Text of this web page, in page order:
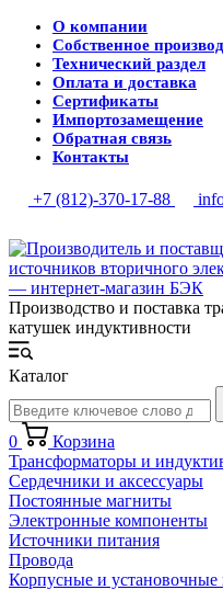
О компании
Собственное
Технический раздел
Оплата и доставка
Сертификаты
Импортозамещение
Обратная связь
Контакты
+7 (812)-370-17-88
Производство и поставка
катушек индуктивности
Каталог
0
Корзина
Трансформаторы и
Сердечники и аксессуары
Постоянные магниты
Электронные компоненты
Источники питания
Провода
Корпусные и установочные